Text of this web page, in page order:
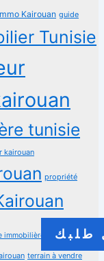
طلبك
Kairouan guide
Tunisie
tunisie
kairouan
propriété
immobilière terrain
terrain à vendre